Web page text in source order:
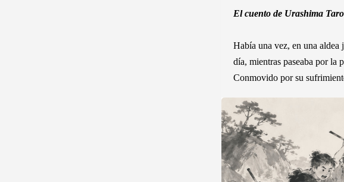
El cuento de Urashima Taro
Había una vez, en una
día, mientras paseaba por la
Conmovido por su